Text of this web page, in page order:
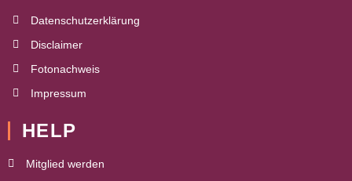
Datenschutzerklärung
Disclaimer
Fotonachweis
Impressum
HELP
Mitglied werden